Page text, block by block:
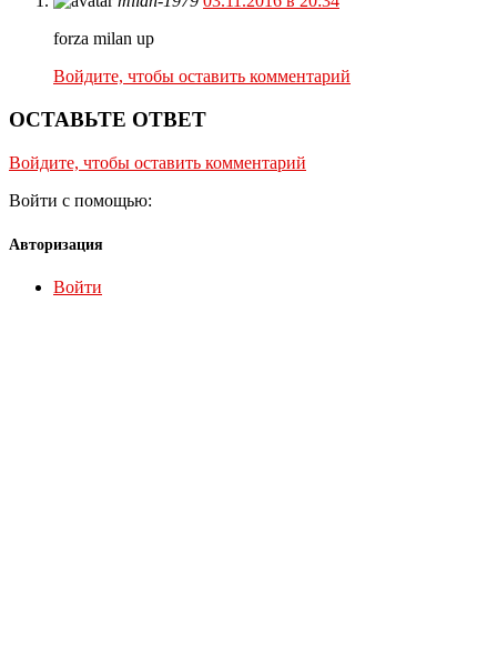
forza milan up
Войдите, чтобы оставить комментарий
ОСТАВЬТЕ ОТВЕТ
Войдите, чтобы оставить комментарий
Войти с помощью:
Авторизация
Войти